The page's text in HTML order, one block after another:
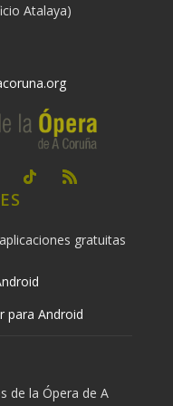
Atalaya)
gratuitas
para Android
de la Ópera de A